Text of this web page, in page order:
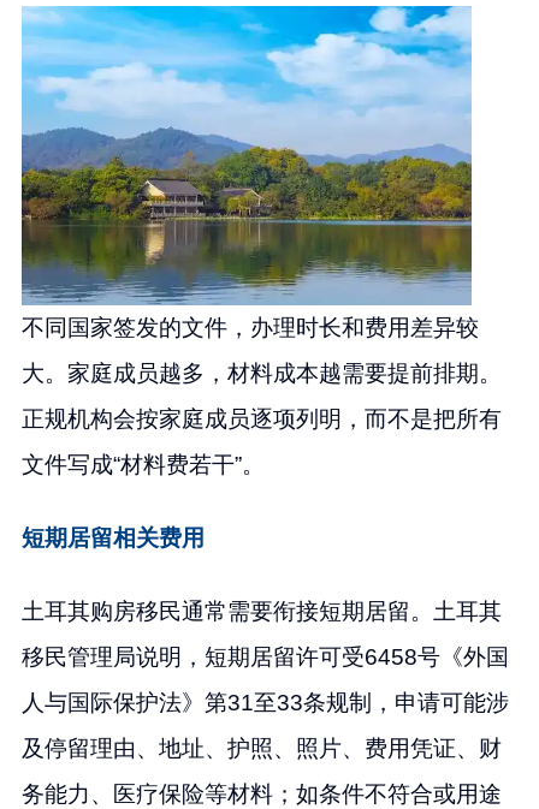
不同国家签发的文件，办理时长和费用差异较
大。家庭成员越多，材料成本越需要提前排期。
正规机构会按家庭成员逐项列明，而不是把所有
文件写成“材料费若干”。
短期居留相关费用
土耳其购房移民通常需要衔接短期居留。土耳其
移民管理局说明，短期居留许可受6458号《外国
人与国际保护法》第31至33条规制，申请可能涉
及停留理由、地址、护照、照片、费用凭证、财
务能力、医疗保险等材料；如条件不符合或用途